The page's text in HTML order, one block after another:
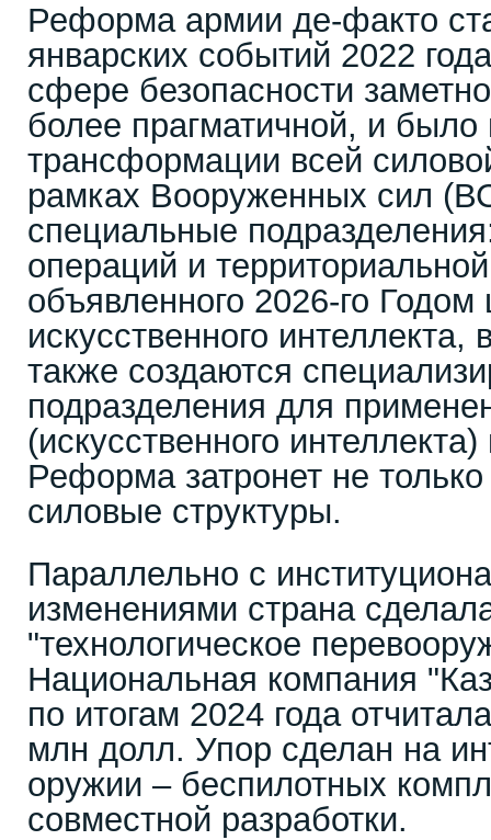
Реформа армии де-факто
январских событий 2022
сфере безопасности
более прагматичной, и
трансформации всей
рамках Вооруженных сил
специальные
операций и
объявленного 2026-го
искусственного
также создаются
подразделения для
(искусственного
Реформа затронет не
силовые структуры.
Параллельно с
изменениями страна
"технологическое
Национальная компания
по итогам 2024 года
млн долл. Упор сделан на
оружии – беспилотных
совместной разработки.